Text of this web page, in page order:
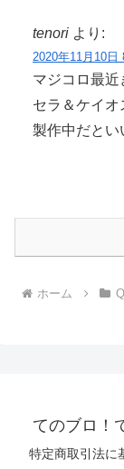
tenori より:
2020年11月10日
マジコロ最近
セラ＆ケイオ
製作中だとい
ホーム
てのブロ！
特定商取引法に